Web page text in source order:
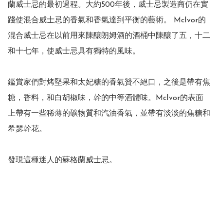
蘭威士忌的最初過程。大約500年後，威士忌製造商仍在實
踐使混合威士忌的香氣和香氣達到平衡的藝術。 McIvor的
混合威士忌在以前用來陳釀朗姆酒的酒桶中陳釀了五，十二
和十七年，使威士忌具有獨特的風味。
鑑賞家們對烤堅果和太妃糖的香氣贊不絕口，之後是帶有焦
糖，香料，和白胡椒味，幹的中等酒體味。McIvor的表面
上帶有一些稀薄的礦物質和汽油香氣，並帶有淡淡的焦糖和
希瑟幹花。